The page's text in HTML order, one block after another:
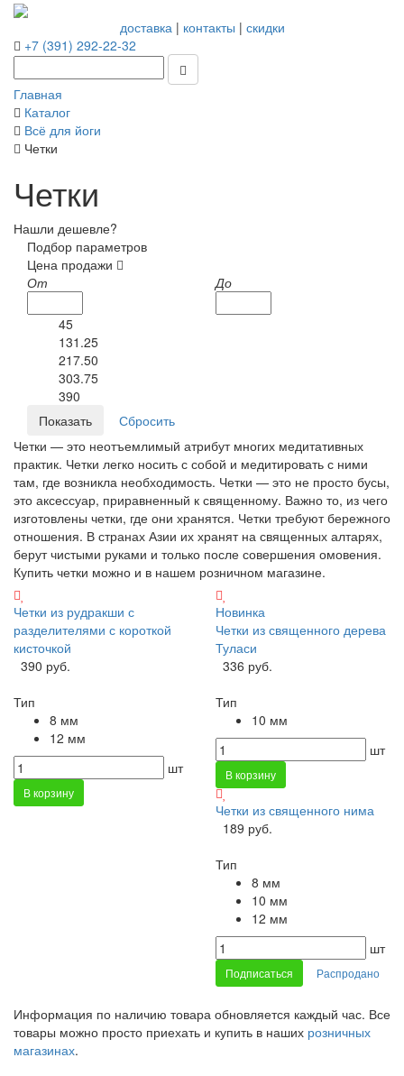
доставка| контакты | скидки
+7 (391) 292-22-32
Главная
Каталог
Всё для йоги
Четки
Четки
Нашли дешевле?
Подбор параметров
Цена продажи
От
До
45
131.25
217.50
303.75
390
Четки — это неотъемлимый атрибут многих медитативных
практик. Четки легко носить с собой и медитировать с ними
там, где возникла необходимость. Четки — это не просто бусы,
это аксессуар, приравненный к священному. Важно то, из чего
изготовлены четки, где они хранятся. Четки требуют бережного
отношения. В странах Азии их хранят на священных алтарях,
берут чистыми руками и только после совершения омовения.
Купить четки можно и в нашем розничном магазине.
Четки из рудракши с
разделителями с короткой
кисточкой
390 руб.
Тип
8 мм
12 мм
шт
В корзину
Новинка
Четки из священного дерева
Туласи
336 руб.
Тип
10 мм
шт
В корзину
Четки из священного нима
189 руб.
Тип
8 мм
10 мм
12 мм
шт
Подписаться Распродано
Информация по наличию товара обновляется каждый час. Все
товары можно просто приехать и купить в наших розничных
магазинах.